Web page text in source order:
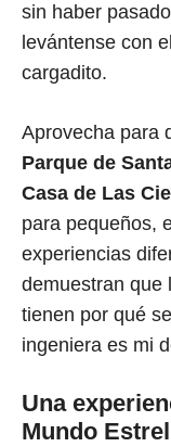
sin haber
levántense con
cargadito.
Aprovecha para
Parque de
Casa de Las
para pequeños,
experiencias
demuestran que
tienen por qué
ingeniera es mi
Una
Mundo